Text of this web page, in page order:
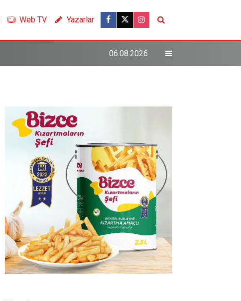
Web TV Yazarlar
06.08.2026